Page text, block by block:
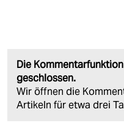
Die
geschlossen.
Wir öffnen die
Artikeln für etwa drei